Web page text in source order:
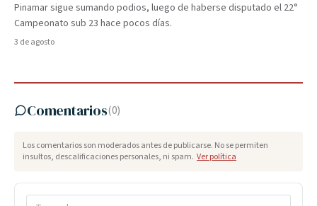
Pinamar sigue sumando podios, luego de haberse disputado el 22°
Campeonato sub 23 hace pocos días.
3 de agosto
Comentarios(0)
Los comentarios son moderados antes de publicarse. No se permiten
insultos, descalificaciones personales, ni spam. Ver política